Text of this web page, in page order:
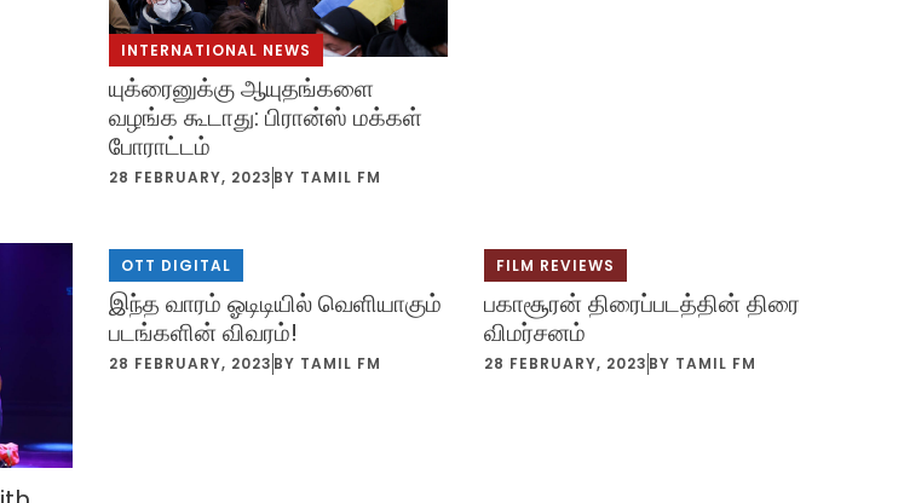
INTERNATIONAL NEWS
யுக்ரைனுக்கு ஆயுதங்களை
வழங்க கூடாது: பிரான்ஸ் மக்கள்
போராட்டம்
28 FEBRUARY, 2023 BY TAMIL FM
OTT DIGITAL
இந்த வாரம் ஓடிடியில் வெளியாகும்
படங்களின் விவரம்!
28 FEBRUARY, 2023 BY TAMIL FM
FILM REVIEWS
பகாசூரன் திரைப்படத்தின் திரை
விமர்சனம்
28 FEBRUARY, 2023 BY TAMIL FM